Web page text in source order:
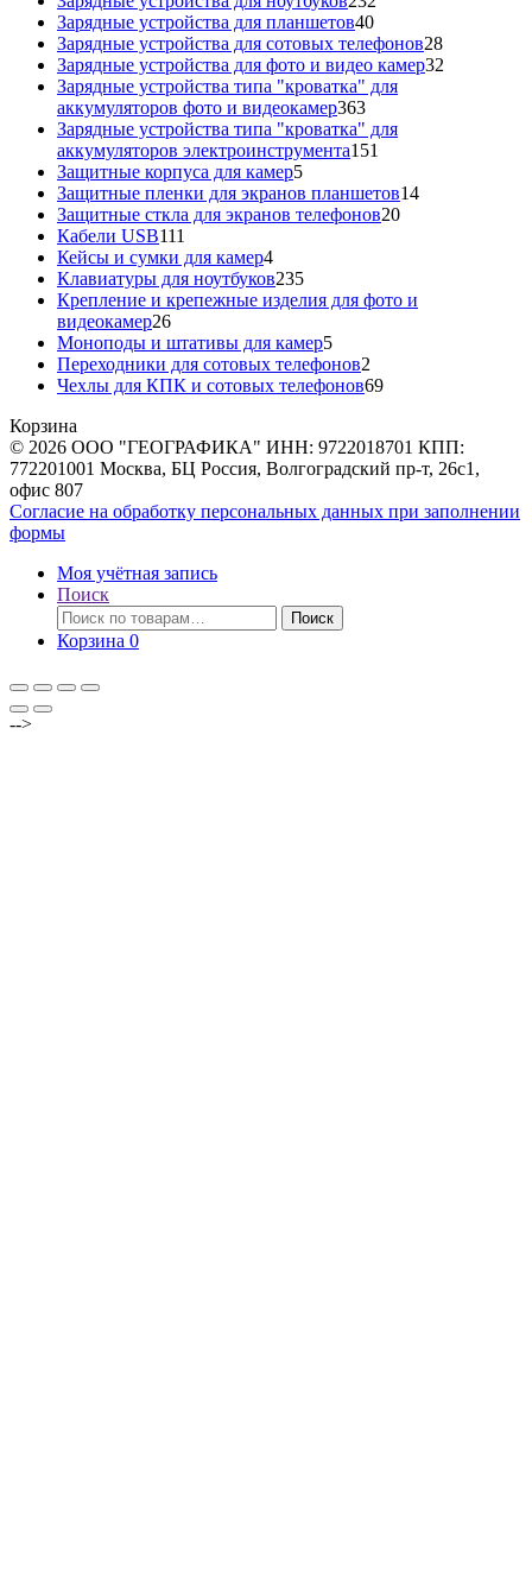
Зарядные устройства для планшетов4040
товаров
Зарядные устройства для сотовых телефонов2828
товаров
Зарядные устройства для фото и видео камер32
Зарядные устройства типа "кроватка" для
аккумуляторов фото и видеокамер363363
товара
Зарядные устройства типа "кроватка" для
аккумуляторов электроинструмента151
Защитные корпуса для камер55
товаров
Защитные пленки для экранов планшетов1414
Защитные сткла для экранов телефонов2020
Кабели USB111
товаров
Кейсы и сумки для камер44
товара
Клавиатуры для ноутбуков235235
товаров
Крепление и крепежные изделия для фото и
видеокамер2626
товаров
Моноподы и штативы для камер55
товаров
Переходники для сотовых телефонов2
товара
Чехлы для КПК и сотовых телефонов6969
Корзина
© 2026 ООО "ГЕОГРАФИКА" ИНН: 9722018701 КПП:
772201001 Москва, БЦ Россия, Волгоградский пр-т, 26с1,
офис 807
Согласие на обработку персональных данных при заполнении
формы
Моя учётная запись
Поиск
Искать:
Поиск
Корзина 0
-->